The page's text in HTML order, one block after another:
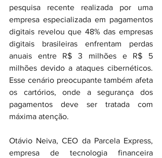
pesquisa recente realizada por uma
empresa especializada em pagamentos
digitais revelou que 48% das empresas
digitais brasileiras enfrentam perdas
anuais entre R$ 3 milhões e R$ 5
milhões devido a ataques cibernéticos.
Esse cenário preocupante também afeta
os cartórios, onde a segurança dos
pagamentos deve ser tratada com
máxima atenção.
Otávio Neiva, CEO da Parcela Express,
empresa de tecnologia financeira